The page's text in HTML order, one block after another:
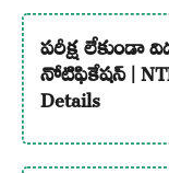
పరీక్ష లేకుండా
నోటిఫికేషన్ |
Details